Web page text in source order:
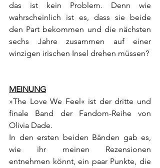
das ist kein Problem. Denn wie
wahrscheinlich ist es, dass sie beide
den Part bekommen und die nächsten
sechs Jahre zusammen auf einer
winzigen irischen Insel drehen müssen?
MEINUNG
»The Love We Feel« ist der dritte und
finale Band der Fandom-Reihe von
Olivia Dade.
In den ersten beiden Bänden gab es,
wie ihr meinen Rezensionen
entnehmen könnt, ein paar Punkte, die